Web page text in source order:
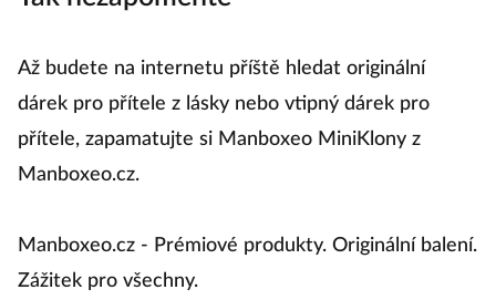
Tak nezapomeňte
Až budete na internetu příště hledat originální
přítele, zapamatujte si Manboxeo MiniKlony z
Manboxeo.cz.